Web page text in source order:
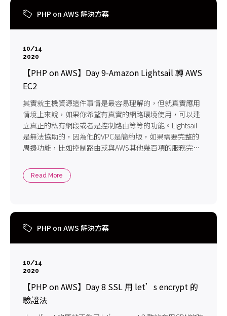
PHP on AWS 解決方案
10/14
2020
【PHP on AWS】Day 9-Amazon Lightsail 轉 AWS
EC2
其實就主機資源這件事情是最容易理解的，但就真實應用
情境上來說，如果你希望有真實的網路環境使用，可以建
立真正的私有網段或者是控制路由等等的功能。Lightsail
是無法協助的，因為他的VPC是簡約版，如果需要完整的
周邊功能，比如控制路由或與AWS其他幾百項的服務完整
Read More
PHP on AWS 解決方案
10/14
2020
【PHP on AWS】Day 8 SSL 用 let’s encrypt 的
驗證法